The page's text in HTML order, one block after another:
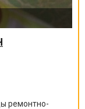
ремонтно-